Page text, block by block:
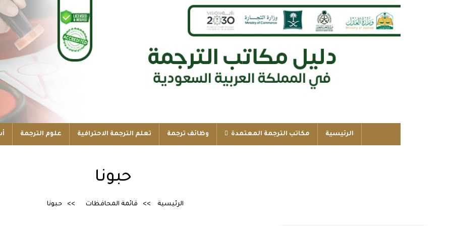
الرئيسية مكاتب الترجمة المعتمدة وظائف ترجمة تعلم الترجمة الاحترافية علوم الترجمة
حبونا
الرئيسية قائمة المحافظات حبونا